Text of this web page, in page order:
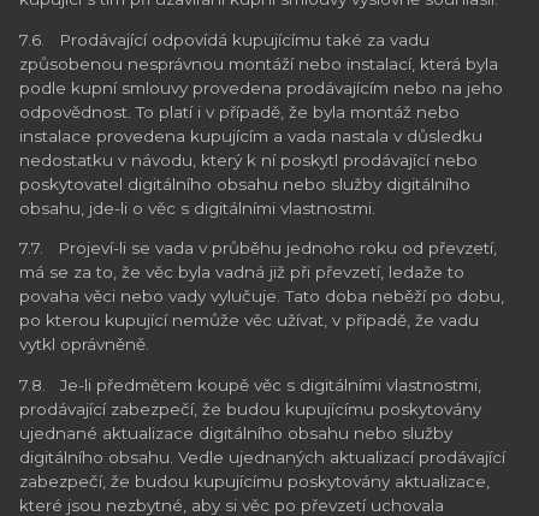
7.6. Prodávající odpovídá kupujícímu také za vadu
způsobenou nesprávnou montáží nebo instalací, která byla
podle kupní smlouvy provedena prodávajícím nebo na jeho
odpovědnost. To platí i v případě, že byla montáž nebo
instalace provedena kupujícím a vada nastala v důsledku
nedostatku v návodu, který k ní poskytl prodávající nebo
poskytovatel digitálního obsahu nebo služby digitálního
obsahu, jde-li o věc s digitálními vlastnostmi.
7.7. Projeví-li se vada v průběhu jednoho roku od převzetí,
má se za to, že věc byla vadná již při převzetí, ledaže to
povaha věci nebo vady vylučuje. Tato doba neběží po dobu,
po kterou kupující nemůže věc užívat, v případě, že vadu
vytkl oprávněně.
7.8. Je-li předmětem koupě věc s digitálními vlastnostmi,
prodávající zabezpečí, že budou kupujícímu poskytovány
ujednané aktualizace digitálního obsahu nebo služby
digitálního obsahu. Vedle ujednaných aktualizací prodávající
zabezpečí, že budou kupujícímu poskytovány aktualizace,
které jsou nezbytné, aby si věc po převzetí uchovala